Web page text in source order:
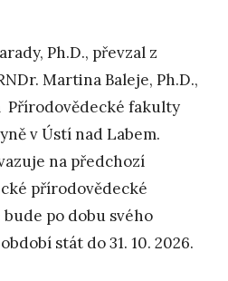
Ph.D., převzal z
Martina Baleje, Ph.D.,
Přírodovědecké fakulty
v Ústí nad Labem.
na předchozí
přírodovědecké
po dobu svého
stát do 31. 10. 2026.